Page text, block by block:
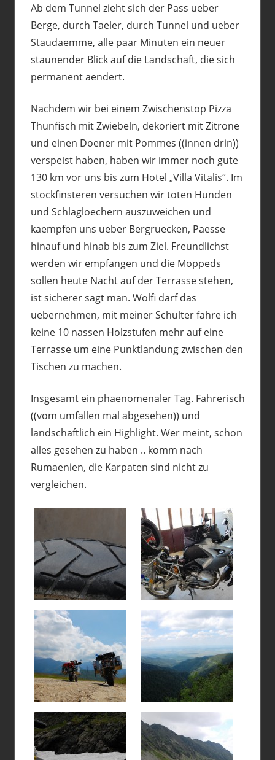
Ab dem Tunnel zieht sich der Pass ueber
Berge, durch Taeler, durch Tunnel und ueber
Staudaemme, alle paar Minuten ein neuer
staunender Blick auf die Landschaft, die sich
permanent aendert.
Nachdem wir bei einem Zwischenstop Pizza
Thunfisch mit Zwiebeln, dekoriert mit Zitrone
und einen Doener mit Pommes ((innen drin))
verspeist haben, haben wir immer noch gute
130 km vor uns bis zum Hotel „Villa Vitalis“. Im
stockfinsteren versuchen wir toten Hunden
und Schlagloechern auszuweichen und
kaempfen uns ueber Bergruecken, Paesse
hinauf und hinab bis zum Ziel. Freundlichst
werden wir empfangen und die Moppeds
sollen heute Nacht auf der Terrasse stehen,
ist sicherer sagt man. Wolfi darf das
uebernehmen, mit meiner Schulter fahre ich
keine 10 nassen Holzstufen mehr auf eine
Terrasse um eine Punktlandung zwischen den
Tischen zu machen.
Insgesamt ein phaenomenaler Tag. Fahrerisch
((vom umfallen mal abgesehen)) und
landschaftlich ein Highlight. Wer meint, schon
alles gesehen zu haben .. komm nach
Rumaenien, die Karpaten sind nicht zu
vergleichen.